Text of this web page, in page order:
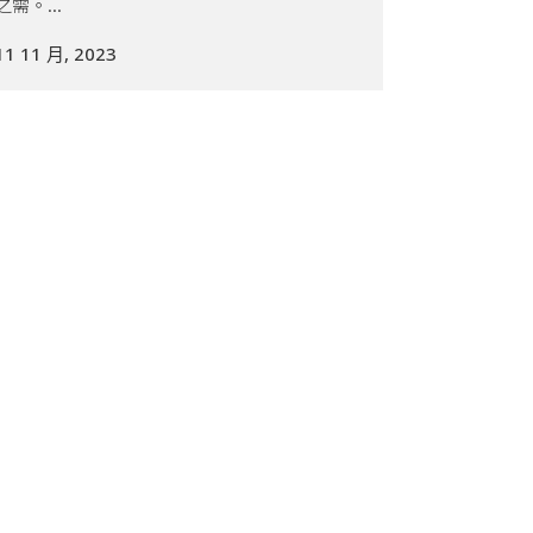
11 月, 2023